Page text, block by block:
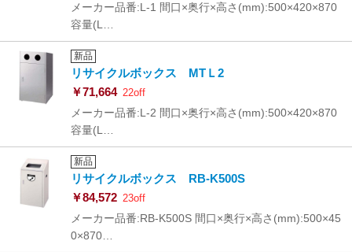
メーカー品番:L-1 間口×奥行×高さ(mm):500×420×870
容量(L…
新品
リサイクルボックス MTＬ2
￥71,664 22off
メーカー品番:L-2 間口×奥行×高さ(mm):500×420×870
容量(L…
新品
リサイクルボックス RB-K500S
￥84,572 23off
メーカー品番:RB-K500S 間口×奥行×高さ(mm):500×45
0×870…